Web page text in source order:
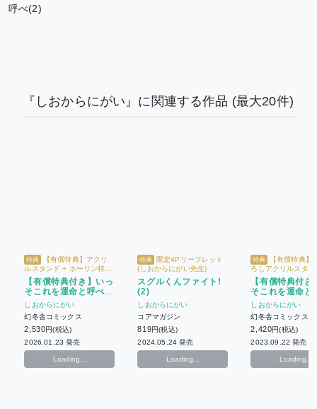
呼べ(2)
『しおからにがい』に関連する作品 (最大20件)
特典
【有償特典】アクリ
ルスタンド + ホーリン特典
4Pリーフレット + 出版社ペ
ーパー
【有償特典付き】いっ
そこれを運命と呼べ
(2)
しおからにがい
幻冬舎コミックス
2,530円(税込)
2026.01.23 発売
Loading...
特典
限定4Pリーフレット
(しおからにがい先生)
スグルくんファイト!
(2)
しおからにがい
コアマガジン
819円(税込)
2024.05.24 発売
Loading...
特典
【有償特典】
ろしアクリルスタ
定4Pリーフレット
ペーパー
【有償特典付き
そこれを運命と
(1)
しおからにがい
幻冬舎コミックス
2,420円(税込)
2023.09.22 発売
Loading...